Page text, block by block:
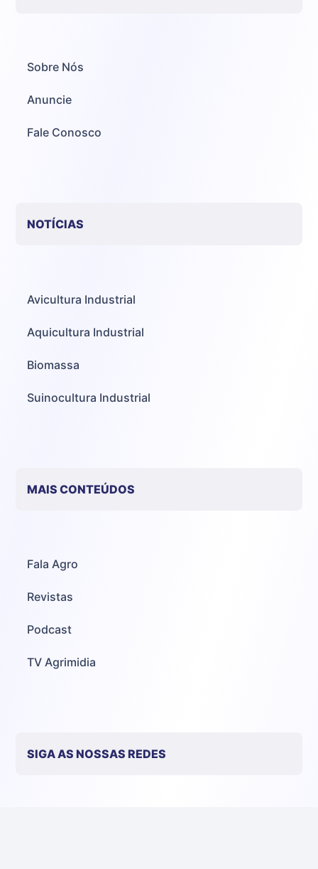
Sobre Nós
Anuncie
Fale Conosco
NOTÍCIAS
Avicultura Industrial
Aquicultura Industrial
Biomassa
Suinocultura Industrial
MAIS CONTEÚDOS
Fala Agro
Revistas
Podcast
TV Agrimidia
SIGA AS NOSSAS REDES